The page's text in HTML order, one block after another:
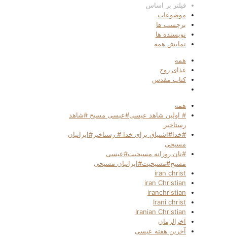
فیلتر بر اساس
موضوعات
برچسب ها
نویسنده ها
نمایش همه
همه
غذای روح
کتاب مقدس
همه
# اولین شاهد عیسی#عیسی مسیح #شاهد
رستاخیر
#خدا#اشتیاق برای خدا # رستاخیز#ایرانیان
مسیحی
#نان روزانه مسیحیت#عیسی
مسیح#مسیحیت#ایرانیان مسیحی
iran christ
iran Christian
iranchristian
Irani christ
Iranian Christian
آخرالزمان
آخرین هفته عیسی